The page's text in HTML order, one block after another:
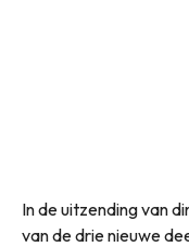
In de uitzending van
van de drie nieuwe